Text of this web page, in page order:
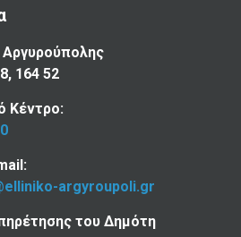
Αργυρούπολης
164 52
Κέντρο:
argyroupoli.gr
του Δημότη